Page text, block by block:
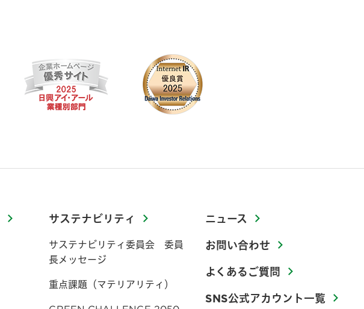
サステナビリティ
サステナビリティ委員会 委員
長メッセージ
重点課題（マテリアリティ）
ニュース
お問い合わせ
よくあるご質問
SNS公式アカウント一覧